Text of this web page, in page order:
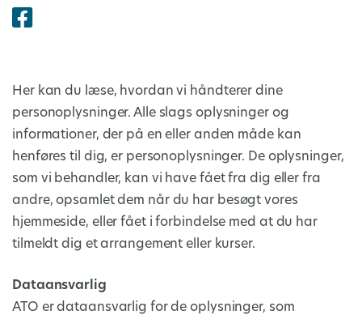
Her kan du læse, hvordan vi håndterer dine
personoplysninger. Alle slags oplysninger og
informationer, der på en eller anden måde kan
henføres til dig, er personoplysninger. De oplysninger,
som vi behandler, kan vi have fået fra dig eller fra
andre, opsamlet dem når du har besøgt vores
hjemmeside, eller fået i forbindelse med at du har
tilmeldt dig et arrangement eller kurser.
Dataansvarlig
ATO er dataansvarlig for de oplysninger, som